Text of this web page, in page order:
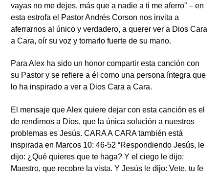
vayas no me dejes, más que a nadie a ti me aferro” – en
esta estrofa el Pastor Andrés Corson nos invita a
aferrarnos al único y verdadero, a querer ver a Dios Cara
a Cara, oír su voz y tomarlo fuerte de su mano.
Para Alex ha sido un honor compartir esta canción con
su Pastor y se refiere a él como una persona íntegra que
lo ha inspirado a ver a Dios Cara a Cara.
El mensaje que Alex quiere dejar con esta canción es el
de rendirnos a Dios, que la única solución a nuestros
problemas es Jesús. CARA A CARA también está
inspirada en Marcos 10: 46-52 “Respondiendo Jesús, le
dijo: ¿Qué quieres que te haga? Y el ciego le dijo:
Maestro, que recobre la vista. Y Jesús le dijo: Vete, tu fe